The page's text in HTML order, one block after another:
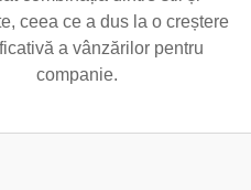
ceea ce a dus la o creștere
a vânzărilor pentru
companie.